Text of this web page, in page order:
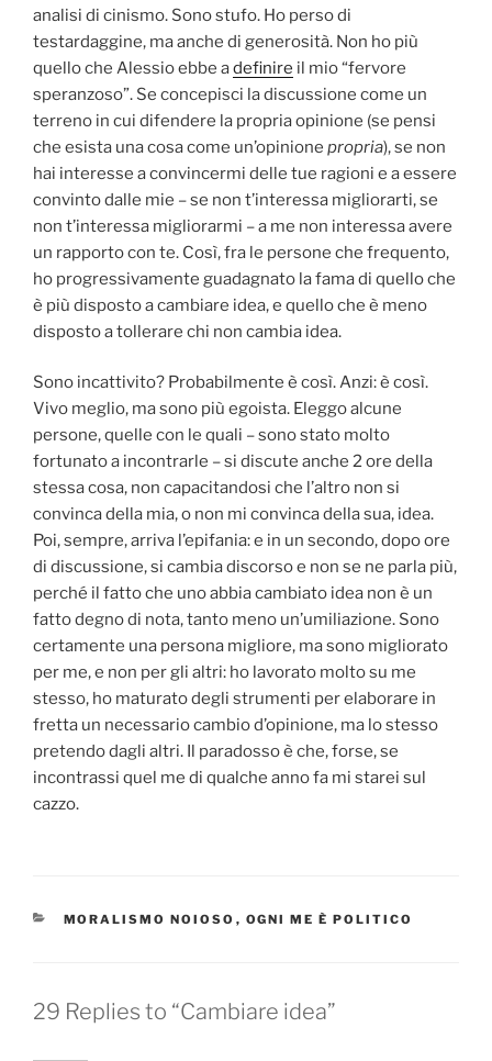
analisi di cinismo. Sono stufo. Ho perso di
testardaggine, ma anche di generosità. Non ho più
quello che Alessio ebbe adefinire il mio “fervore
speranzoso”. Se concepisci la discussione come un
terreno in cui difendere la propria opinione (se pensi
che esista una cosa come un’opinione propria), se non
hai interesse a convincermi delle tue ragioni e a essere
convinto dalle mie – se non t’interessa migliorarti, se
non t’interessa migliorarmi – a me non interessa avere
un rapporto con te. Così, fra le persone che frequento,
ho progressivamente guadagnato la fama di quello che
è più disposto a cambiare idea, e quello che è meno
disposto a tollerare chi non cambia idea.
Sono incattivito? Probabilmente è così. Anzi: è così.
Vivo meglio, ma sono più egoista. Eleggo alcune
persone, quelle con le quali – sono stato molto
fortunato a incontrarle – si discute anche 2 ore della
stessa cosa, non capacitandosi che l’altro non si
convinca della mia, o non mi convinca della sua, idea.
Poi, sempre, arriva l’epifania: e in un secondo, dopo ore
di discussione, si cambia discorso e non se ne parla più,
perché il fatto che uno abbia cambiato idea non è un
fatto degno di nota, tanto meno un’umiliazione. Sono
certamente una persona migliore, ma sono migliorato
per me, e non per gli altri: ho lavorato molto su me
stesso, ho maturato degli strumenti per elaborare in
fretta un necessario cambio d’opinione, ma lo stesso
pretendo dagli altri. Il paradosso è che, forse, se
incontrassi quel me di qualche anno fa mi starei sul
cazzo.
CATEGORIES
MORALISMO NOIOSO , OGNI ME È POLITICO
29 Replies to “Cambiare idea”